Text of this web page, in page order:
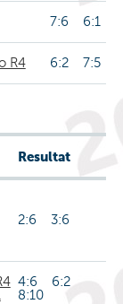
7:6 6:1
R4 6:2 7:5
Resultat
2:6 3:6
4:6 6:2
8:10